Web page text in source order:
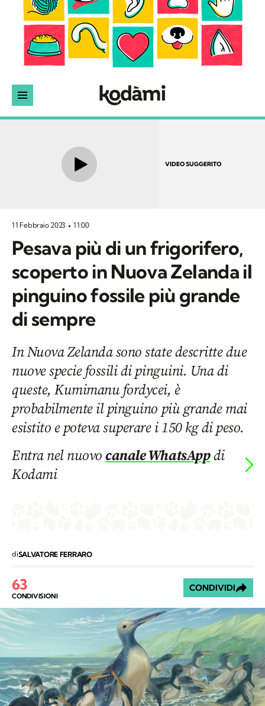
VIDEO SUGGERITO
11 Febbraio 2023 11:00
Pesava più di un frigorifero,
scoperto in Nuova Zelanda il
pinguino fossile più grande
di sempre
In Nuova Zelanda sono state descritte due
nuove specie fossili di pinguini. Una di
queste, Kumimanu fordycei, è
probabilmente il pinguino più grande mai
esistito e poteva superare i 150 kg di peso.
Entra nel nuovocanale WhatsAppdi
Kodami
diSALVATORE FERRARO
63
CONDIVISIONI
CONDIVIDI